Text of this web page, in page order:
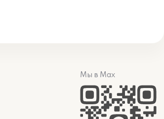
Мы в Max